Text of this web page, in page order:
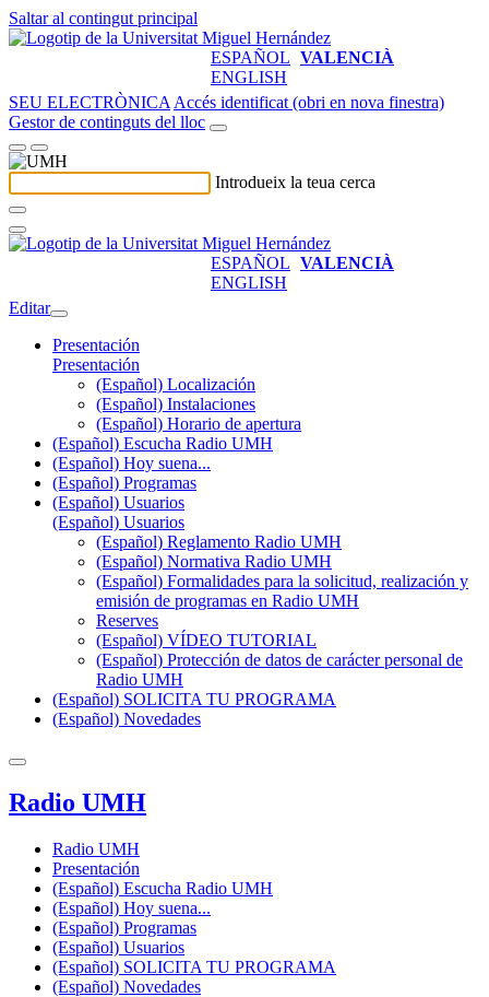
Saltar al contingut principal
ESPAÑOL VALENCIÀ
ENGLISH
SEU ELECTRÒNICA Accés identificat (obri en nova finestra)
Gestor de continguts del lloc
Introdueix la teua cerca
ESPAÑOL VALENCIÀ
ENGLISH
Editar
Presentación
Presentación
(Español) Localización
(Español) Instalaciones
(Español) Horario de apertura
(Español) Escucha Radio UMH
(Español) Hoy suena...
(Español) Programas
(Español) Usuarios
(Español) Usuarios
(Español) Reglamento Radio UMH
(Español) Normativa Radio UMH
(Español) Formalidades para la solicitud, realización y
emisión de programas en Radio UMH
Reserves
(Español) VÍDEO TUTORIAL
(Español) Protección de datos de carácter personal de
Radio UMH
(Español) SOLICITA TU PROGRAMA
(Español) Novedades
Radio UMH
Radio UMH
Presentación
(Español) Escucha Radio UMH
(Español) Hoy suena...
(Español) Programas
(Español) Usuarios
(Español) SOLICITA TU PROGRAMA
(Español) Novedades